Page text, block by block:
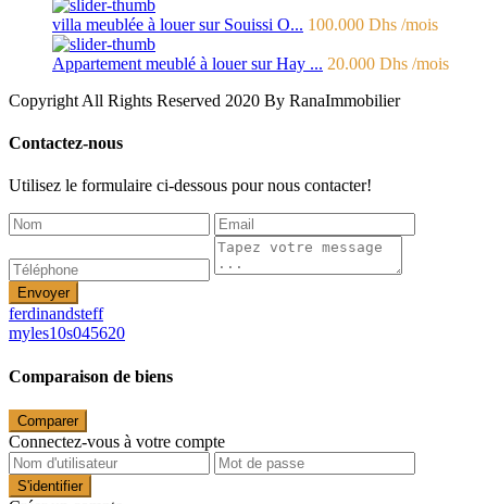
villa meublée à louer sur Souissi O... 100.000 Dhs /mois
Appartement meublé à louer sur Hay ... 20.000 Dhs /mois
Copyright All Rights Reserved 2020 By RanaImmobilier
Contactez-nous
Utilisez le formulaire ci-dessous pour nous contacter!
Envoyer
ferdinandsteff
myles10s045620
Comparaison de biens
Comparer
Connectez-vous à votre compte
S'identifier